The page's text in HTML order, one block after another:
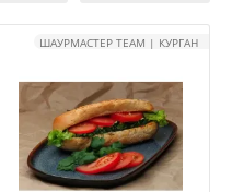
ШАУРМАСТЕР TEAM | КУРГАН